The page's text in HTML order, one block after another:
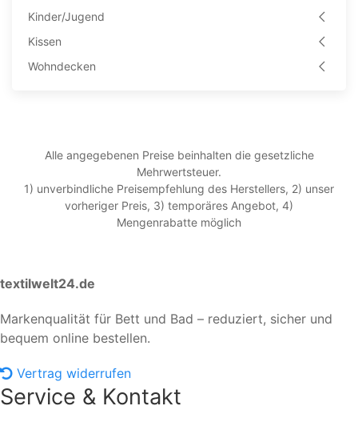
Kinder/Jugend
Kissen
Wohndecken
Alle angegebenen Preise beinhalten die gesetzliche
Mehrwertsteuer.
1) unverbindliche Preisempfehlung des Herstellers, 2) unser
vorheriger Preis, 3) temporäres Angebot, 4)
Mengenrabatte möglich
textilwelt24.de
Markenqualität für Bett und Bad – reduziert, sicher und
bequem online bestellen.
Vertrag widerrufen
Service & Kontakt